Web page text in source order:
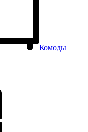
Комоды